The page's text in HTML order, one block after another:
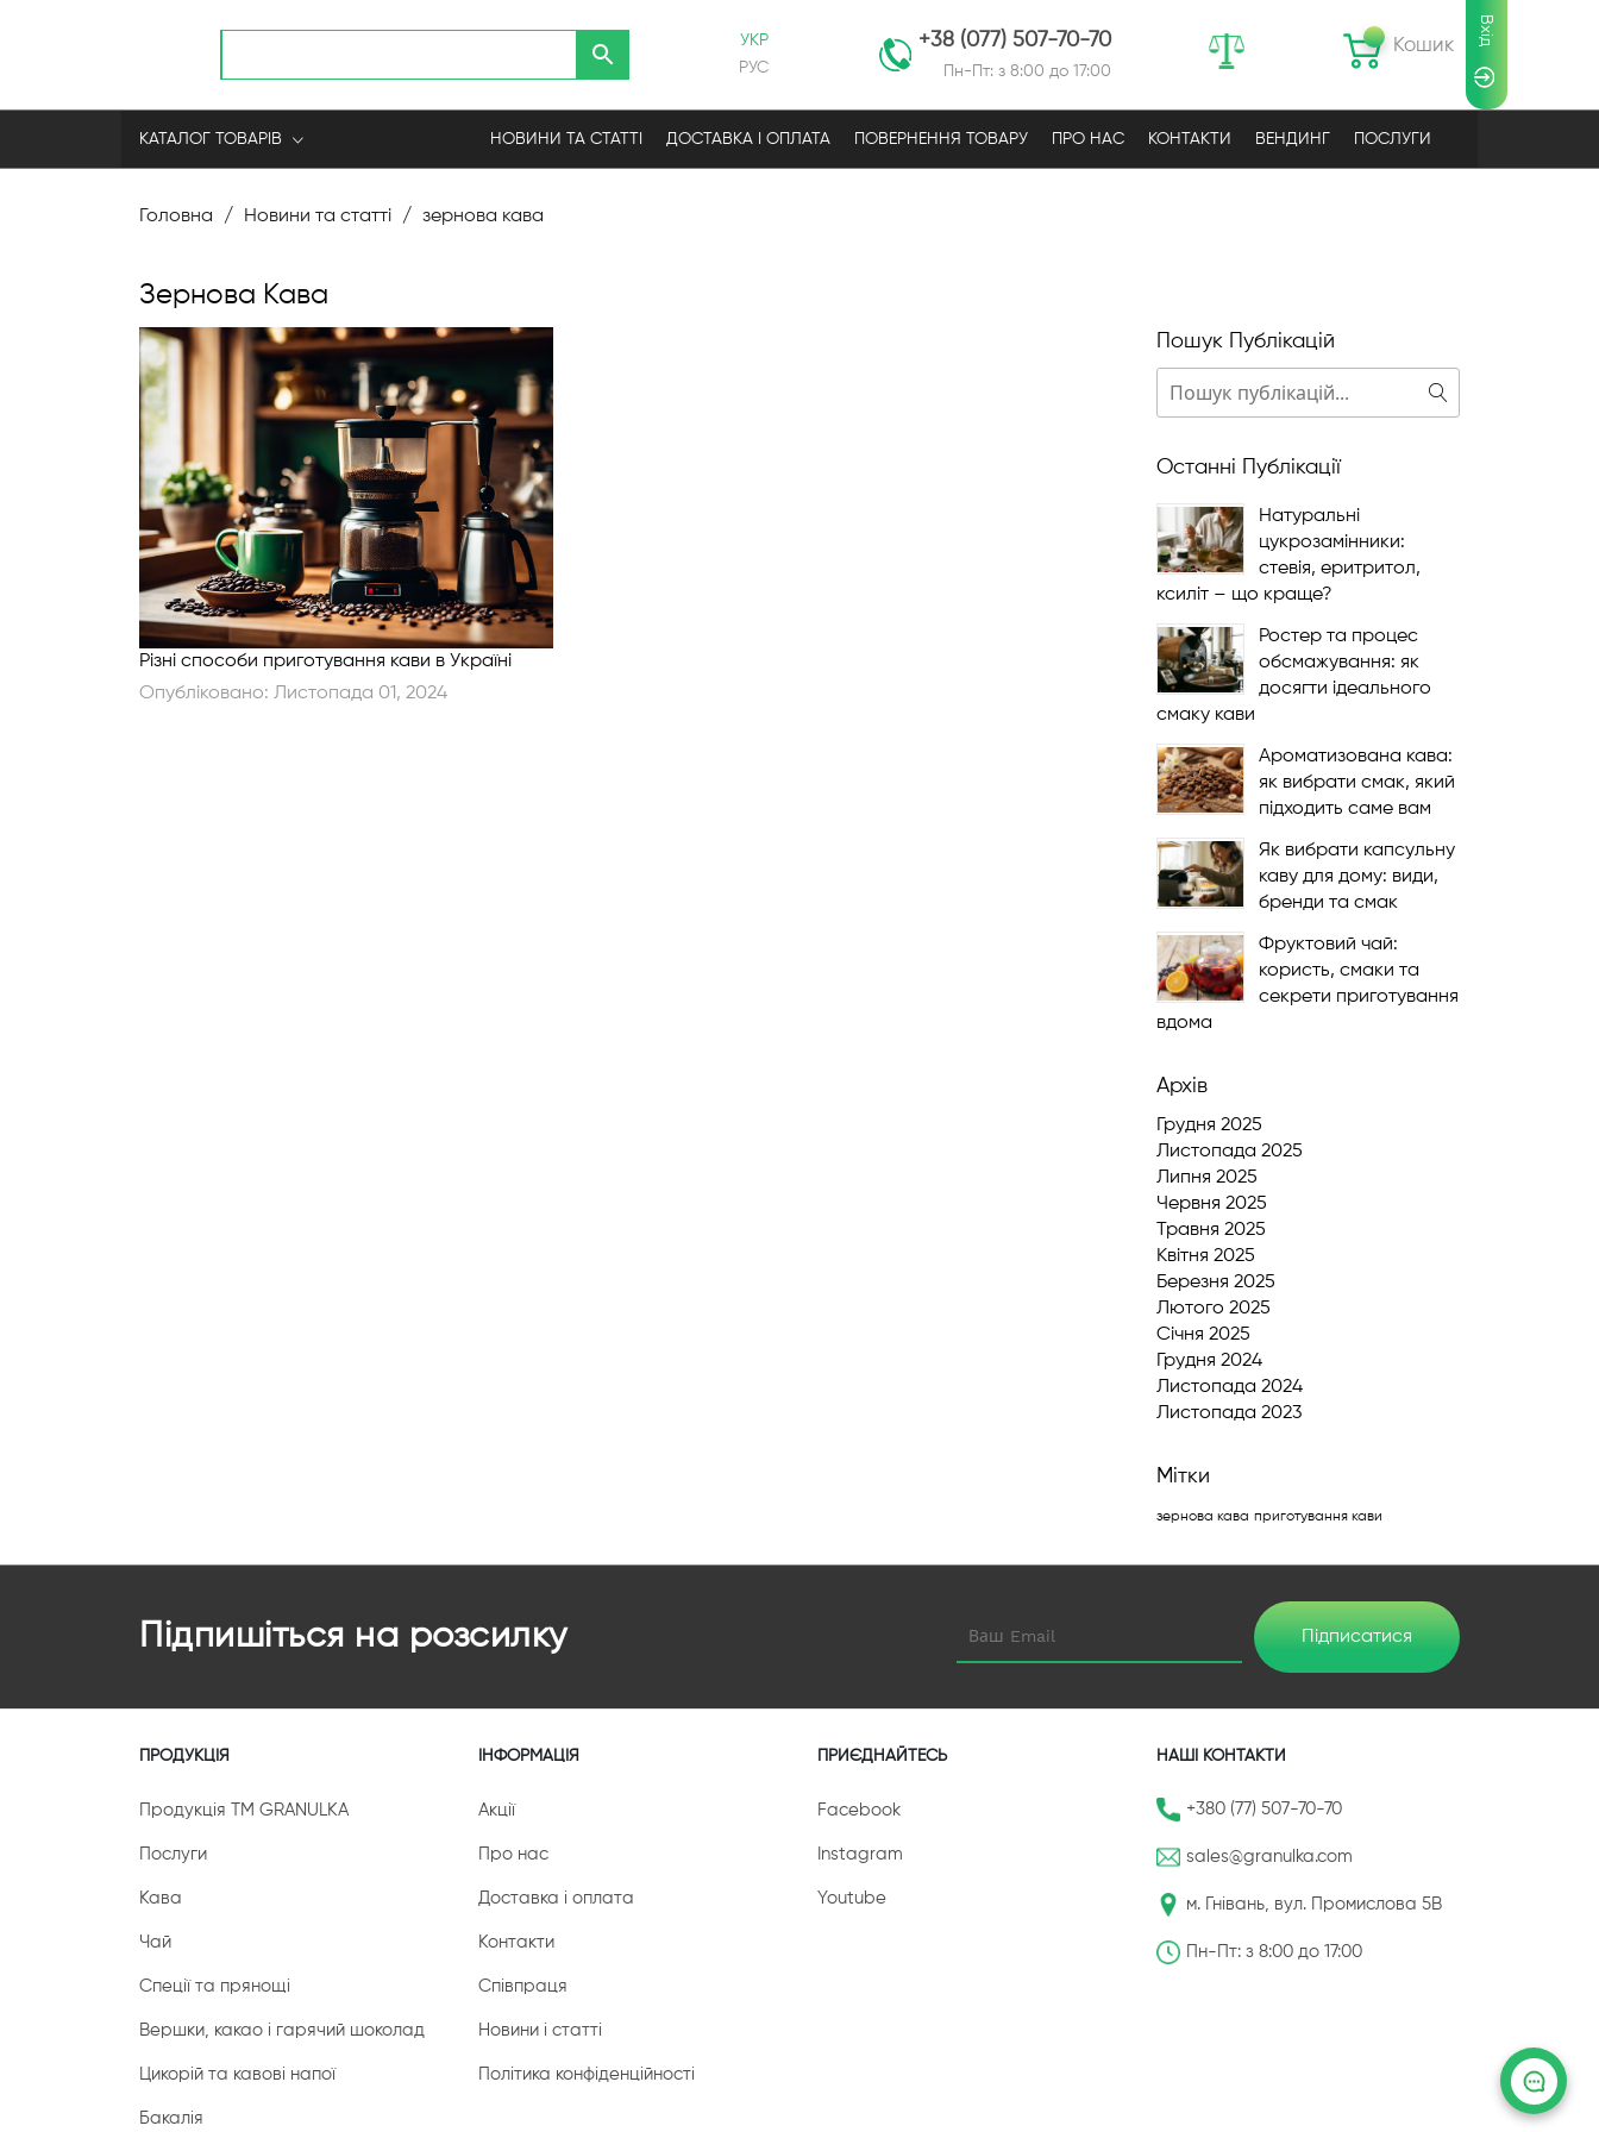
КАТАЛОГ ТОВАРІВ
УКР
РУС
+38 (077) 507-70-70
Пн-Пт: з 8:00 до 17:00
Кошик Вхід
НОВИНИ ТА СТАТТІ ДОСТАВКА І ОПЛАТА ПОВЕРНЕННЯ ТОВАРУ ПРО НАС КОНТАКТИ ВЕНДИНГ ПОСЛУГИ
Головна Новини та статті зернова кава
Зернова Кава
Різні способи приготування кави в Україні
Опубліковано: Листопада 01, 2024
Пошук Публікацій
Останні Публікації
Натуральні
цукрозамінники:
стевія, еритритол,
ксиліт – що краще?
Ростер та процес
обсмажування: як
досягти ідеального
смаку кави
Ароматизована кава:
як вибрати смак, який
підходить саме вам
Як вибрати капсульну
каву для дому: види,
бренди та смак
Фруктовий чай:
користь, смаки та
секрети приготування
вдома
Архів
Грудня 2025
Листопада 2025
Липня 2025
Червня 2025
Травня 2025
Квітня 2025
Березня 2025
Лютого 2025
Cічня 2025
Грудня 2024
Листопада 2024
Листопада 2023
Мітки
зернова кава приготування кави
Підпишіться на розсилку Підписатися
ПРОДУКЦІЯ
Продукція ТМ GRANULKA
Послуги
Кава
Чай
Спеції та прянощі
Вершки, какао і гарячий шоколад
Цикорій та кавові напої
Бакалія
ІНФОРМАЦІЯ
Акції
Про нас
Доставка і оплата
Контакти
Співпраця
Новини і статті
Політика конфіденційності
ПРИЄДНАЙТЕСЬ
Facebook
Instagram
Youtube
НАШІ КОНТАКТИ
+380 (77) 507-70-70
sales@granulka.com
м. Гнівань, вул. Промислова 5В
Пн-Пт: з 8:00 до 17:00